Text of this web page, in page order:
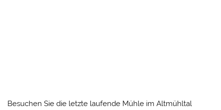
Besuchen Sie die letzte laufende Mühle im Altmühltal